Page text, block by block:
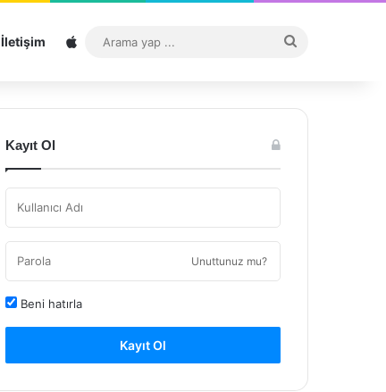
İletişim Sitemap
...
Kayıt Ol
Unuttunuz mu?
Beni hatırla
Kayıt Ol